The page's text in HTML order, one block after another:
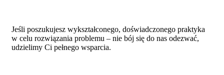
Jeśli poszukujesz wykształconego, doświadczonego praktyka
w celu rozwiązania problemu – nie bój się do nas odezwać,
udzielimy Ci pełnego wsparcia.